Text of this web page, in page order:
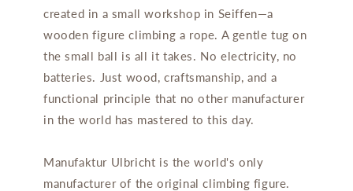
created in a small workshop in Seiffen—a
wooden figure climbing a rope. A gentle tug on
the small ball is all it takes. No electricity, no
batteries. Just wood, craftsmanship, and a
functional principle that no other manufacturer
in the world has mastered to this day.
Manufaktur Ulbricht is the world's only
manufacturer of the original climbing figure.